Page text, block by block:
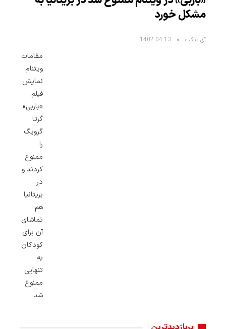
مشکل خورد
آی تیکت 1402-04-13
مقامات
ویتنام
نمایش
فیلم
«باربی»
گرتا
گرویگ
را
ممنوع
کردند و
در
بریتانیا
هم
تماشای
آن برای
کودکان
به
تنهایی
ممنوع
شد.